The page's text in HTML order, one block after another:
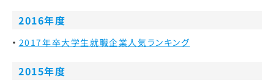
2016年度
2017年卒大学生就職企業人気ランキング
2015年度